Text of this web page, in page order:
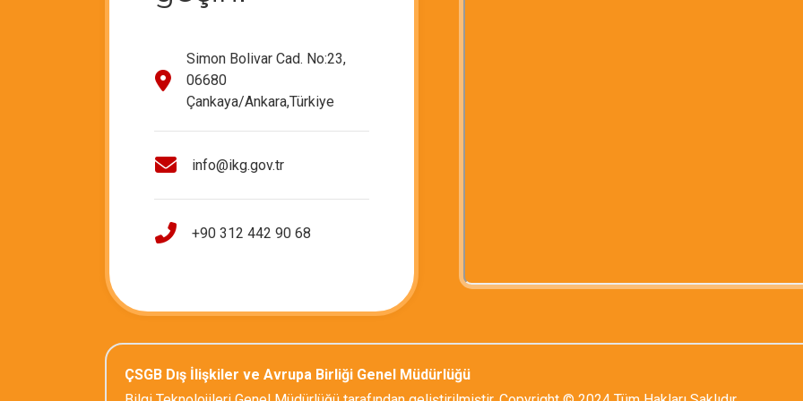
Simon Bolivar Cad. No:23,
06680
Çankaya/Ankara,Türkiye
info@ikg.gov.tr
+90 312 442 90 68
ÇSGB Dış İlişkiler ve Avrupa Birliği Genel Müdürlüğü